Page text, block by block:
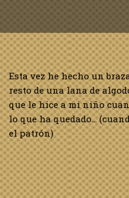
Esta vez he hecho un
resto de una lana de
que le hice a mi niño
lo que ha quedado…
el patrón)